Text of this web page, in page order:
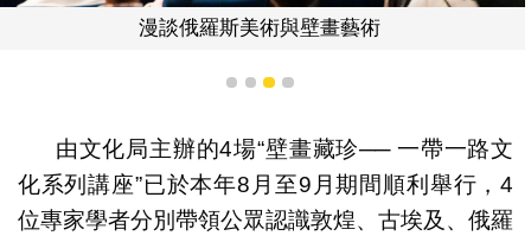
漫談俄羅斯美術與壁畫藝術
1 2 3 4
由文化局主辦的4場“壁畫藏珍── 一帶一路文
化系列講座”已於本年8月至9月期間順利舉行，4
位專家學者分別帶領公眾認識敦煌、古埃及、俄羅